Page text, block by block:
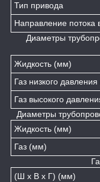
Тип привода
Направление потока
Диаметры
Жидкость (мм)
Газ низкого
Газ высокого
Диаметры
Жидкость (мм)
Газ (мм)
(Ш х В х Г) (мм)